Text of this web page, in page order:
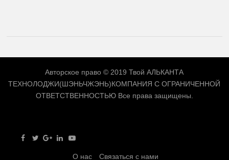
Авторское право © 2019 ТвойАЛЬКАНТА
ТЕХНОЛОДЖИ(ШЭНЬЧЖЭНЬ)КОМПАНИЯ С ОГРАНИЧЕННОЙ
ОТВЕТСТВЕННОСТЬЮВсе права защищены.
О нас Связаться с нами